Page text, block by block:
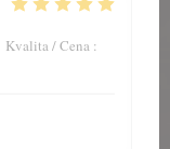
Kvalita / Cena :